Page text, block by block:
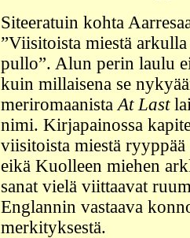
Siteeratuin kohta
”Viisitoista miestä
pullo”. Alun perin laulu
kuin millaisena se
meriromaanista At Last
nimi. Kirjapainossa
viisitoista miestä
eikä Kuolleen miehen
sanat vielä viittaavat
Englannin vastaava
merkityksestä.